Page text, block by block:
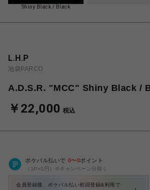
Shiny Black / Black
L.H.P
池袋PARCO
A.D.S.R. "MCC" Shiny Black /
￥22,000 税込
ポケパル払いで 0〜0ポイント
（1P=1円）※キャンペーン分除く
会員登録後、ポケパル払い初回登録&利用で